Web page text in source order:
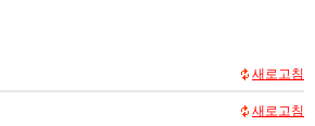
새로고침
새로고침